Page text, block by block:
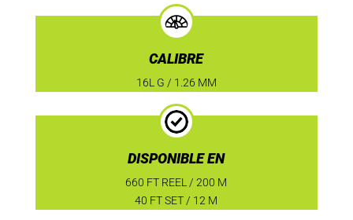
CALIBRE
16L G / 1.26 MM
DISPONIBLE EN
660 FT REEL / 200 M
40 FT SET / 12 M